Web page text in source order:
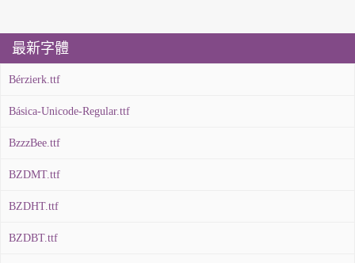
最新字體
Bérzierk.ttf
Básica-Unicode-Regular.ttf
BzzzBee.ttf
BZDMT.ttf
BZDHT.ttf
BZDBT.ttf